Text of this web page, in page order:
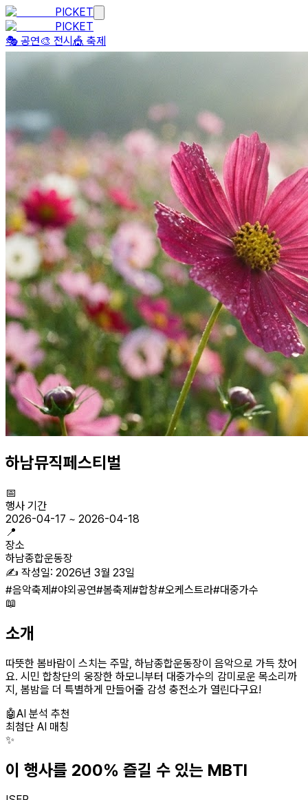
PICKET
PICKET
🎭 공연🎨 전시 🎪 축제
하남뮤직페스티벌
📅
행사 기간
2026-04-17 ~ 2026-04-18
📍
장소
하남종합운동장
✍️ 작성일: 2026년 3월 23일
#음악축제#야외공연#봄축제#합창#오케스트라#대중가수
📖
소개
따뜻한 봄바람이 스치는 주말, 하남종합운동장이 음악으로 가득 찼어
요. 시민 합창단의 웅장한 하모니부터 대중가수의 감미로운 목소리까
지, 봄밤을 더 특별하게 만들어줄 감성 충전소가 열린다구요!
🤖AI 분석 추천
최첨단 AI 매칭
✨
이 행사를 200% 즐길 수 있는 MBTI